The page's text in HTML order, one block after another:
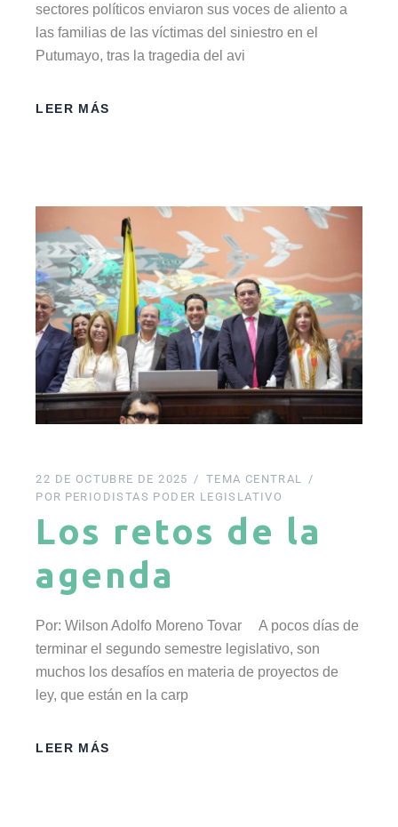
sectores políticos enviaron sus voces de aliento a
las familias de las víctimas del siniestro en el
Putumayo, tras la tragedia del avi
LEER MÁS
22 DE OCTUBRE DE 2025
TEMA CENTRAL
POR PERIODISTAS PODER LEGISLATIVO
Los retos de la
agenda
Por: Wilson Adolfo Moreno Tovar A pocos días de
terminar el segundo semestre legislativo, son
muchos los desafíos en materia de proyectos de
ley, que están en la carp
LEER MÁS